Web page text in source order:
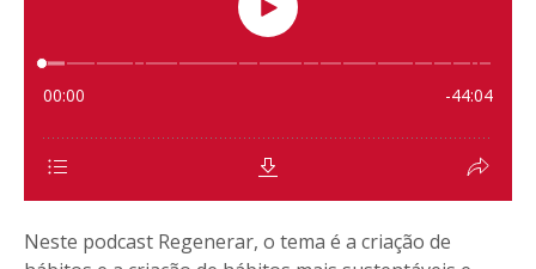
Neste podcast Regenerar, o tema é a criação de